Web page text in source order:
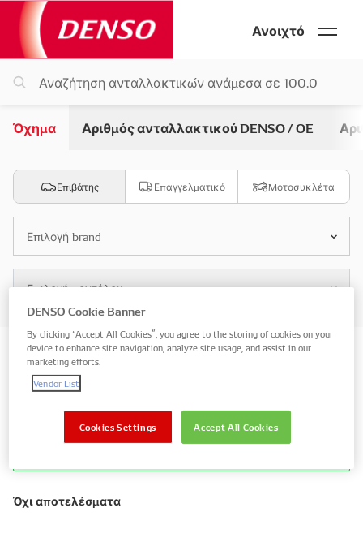
Ανοιχτό
Όχημα Αριθμός ανταλλακτικού DENSO / OE
Επιβάτης Επαγγελματικό Μοτοσυκλέτα
Επιλογή brand
Επιλογή μοντέλου
Αναζήτηση με βάση το όχημα
ανταλλακτικά
Προβολή ανταλλακτικών μόνο για το
Όχι αποτελέσματα
DENSO Cookie Banner
By clicking “Accept All Cookies”, you agree to the storing of cookies on your
device to enhance site navigation, analyze site usage, and assist in our
marketing efforts.
Vendor List
Accept All Cookies
Cookies Settings